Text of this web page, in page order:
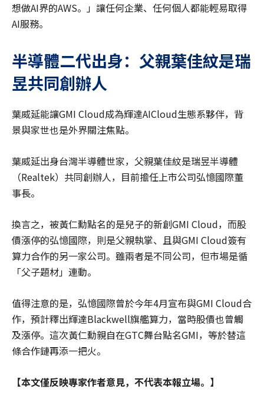
想做AI界的AWS。」讓任何企業、任何個人都能輕易取得
AI服務。
半導體二代出身：父親葉佳紋是瑞
昱共同創辦人
葉威延能讓GMI Cloud成為輝達AICloud生態系夥伴，背
景與家世也是外界關注焦點。
葉威延出身台灣半導體世家，父親葉佳紋是瑞昱半導體
（Realtek）共同創辦人，目前擔任上市公司弘憶國際董
事長。
換言之，被黃仁勳點名的是兒子的新創GMI Cloud，而股
價漲停的弘憶國際，則是父親執掌、且與GMI Cloud簽有
算力合作的另一家公司。雖兩者是不同公司，但市場是循
「父子題材」連動。
值得注意的是，弘憶國際曾於今年4月宣布與GMI Cloud合
作，預計釋出輝達Blackwell旗艦算力，當時股價也曾觸
及漲停。這次黃仁勳親自在GTC舞台點名GMI，等於替這
條合作鏈再添一把火。
【本文僅反映專家作者意見，不代表本報立場。】